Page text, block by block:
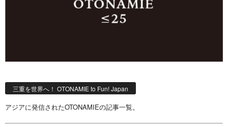
三重を世界へ！ OTONAMIE to Fun! Japan
アジアに発信されたOTONAMIEの記事一覧。